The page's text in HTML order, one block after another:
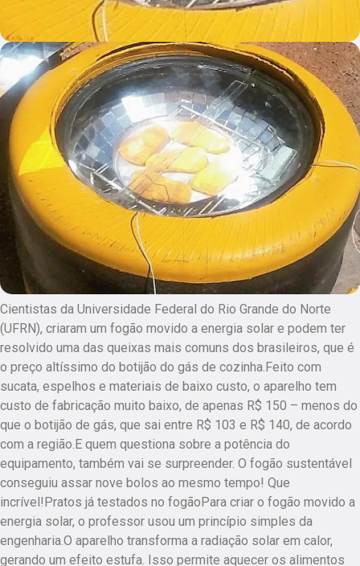
Cientistas da Universidade Federal do Rio Grande do Norte
(UFRN), criaram um fogão movido a energia solar e podem ter
resolvido uma das queixas mais comuns dos brasileiros, que é
o preço altíssimo do botijão do gás de cozinha.Feito com
sucata, espelhos e materiais de baixo custo, o aparelho tem
custo de fabricação muito baixo, de apenas R$ 150 – menos do
que o botijão de gás, que sai entre R$ 103 e R$ 140, de acordo
com a região.E quem questiona sobre a potência do
equipamento, também vai se surpreender. O fogão sustentável
conseguiu assar nove bolos ao mesmo tempo! Que
incrível!Pratos já testados no fogãoPara criar o fogão movido a
energia solar, o professor usou um princípio simples da
engenharia.O aparelho transforma a radiação solar em calor,
gerando um efeito estufa. Isso permite aquecer os alimentos